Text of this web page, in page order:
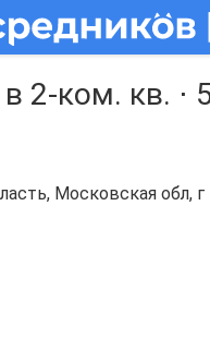
2-ком. кв. ⋅
Московская обл,